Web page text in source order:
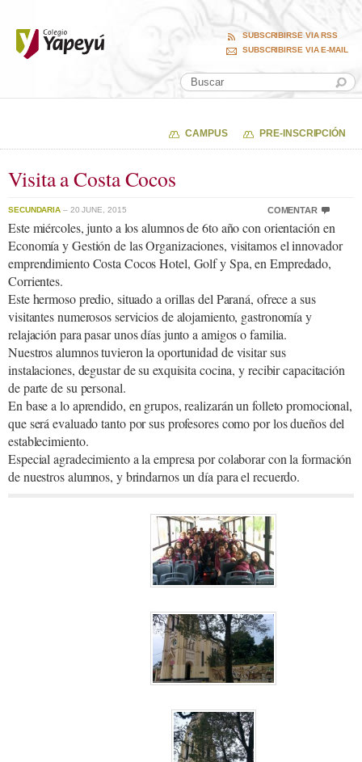
SUBSCRIBIRSE VIA RSS
SUBSCRIBIRSE VIA E-MAIL
CAMPUS PRE-INSCRIPCIÓN
Visita a Costa Cocos
SECUNDARIA – 20 JUNE, 2015 COMENTAR
Este miércoles, junto a los alumnos de 6to año con orientación en
Economía y Gestión de las Organizaciones, visitamos el innovador
emprendimiento Costa Cocos Hotel, Golf y Spa, en Empredado,
Corrientes.
Este hermoso predio, situado a orillas del Paraná, ofrece a sus
visitantes numerosos servicios de alojamiento, gastronomía y
relajación para pasar unos días junto a amigos o familia.
Nuestros alumnos tuvieron la oportunidad de visitar sus
instalaciones, degustar de su exquisita cocina, y recibir capacitación
de parte de su personal.
En base a lo aprendido, en grupos, realizarán un folleto promocional,
que será evaluado tanto por sus profesores como por los dueños del
establecimiento.
Especial agradecimiento a la empresa por colaborar con la formación
de nuestros alumnos, y brindarnos un día para el recuerdo.